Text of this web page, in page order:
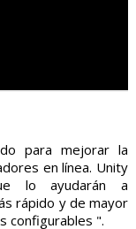
para mejorar la
en línea. Unity
lo ayudarán a
rápido y de mayor
configurables ".